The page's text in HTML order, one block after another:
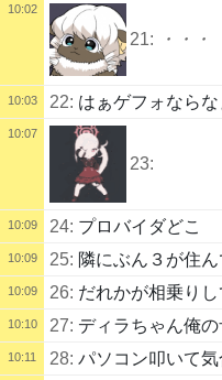
10:02
21: ・・・
10:03 22: はぁゲフォなら
10:07
23:
10:09 24: プロバイダどこ
10:09 25: 隣にぶん３が住
10:09 26: だれかが相乗りし
10:10 27: ディラちゃん俺
10:11 28: パソコン叩いて気